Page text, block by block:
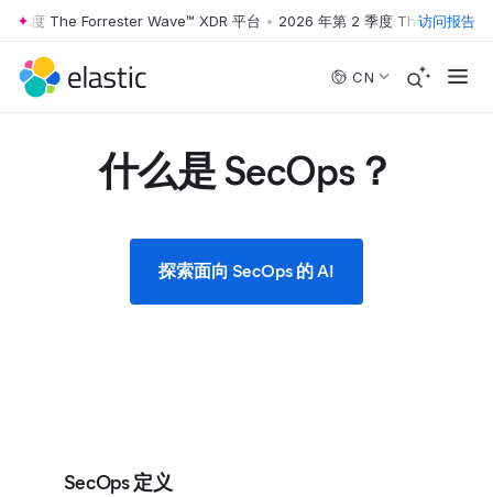
Skip to main content
度 The Forrester Wave™ XDR 平台 • 2026 年第 2 季度 The Forrester
访问报告
CN
什么是 SecOps？
探索面向 SecOps 的 AI
SecOps 定义